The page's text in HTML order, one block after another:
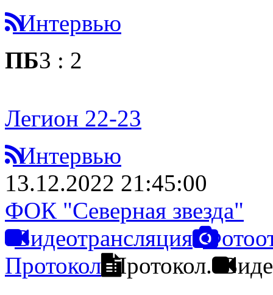
Интервью
ПБ3 : 2
Легион 22-23
Интервью
13.12.2022 21:45:00
ФОК "Северная звезда"
Видеотрансляция
Протокол Протокол.